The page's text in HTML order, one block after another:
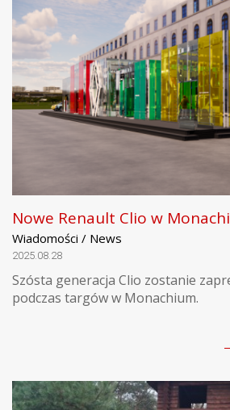
Nowe Renault Clio w
Wiadomości / News
2025.08.28
Szósta generacja Clio zostanie
podczas targów w Monachium.